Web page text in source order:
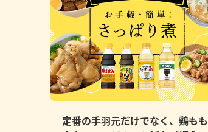
定番の手羽元だけでなく、鶏もも